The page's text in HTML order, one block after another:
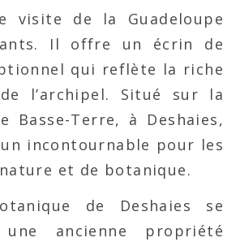
visite de la Guadeloupe
Il offre un écrin de
qui reflète la riche
l’archipel. Situé sur la
Basse-Terre, à Deshaies,
incontournable pour les
et de botanique.
de Deshaies se
ancienne propriété